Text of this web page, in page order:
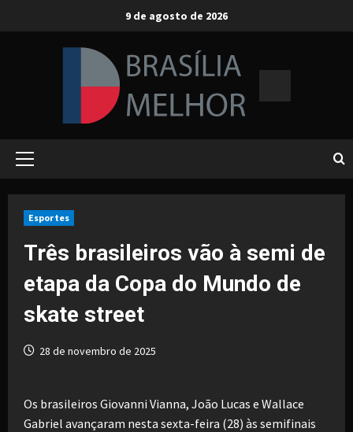
9 de agosto de 2026
Primary
Esportes
Três brasileiros vão à semi de
etapa da Copa do Mundo de
skate street
28 de novembro de 2025
Os brasileiros Giovanni Vianna, João Lucas e Wallace
Gabriel avançaram nesta sexta-feira (28) às semifinais